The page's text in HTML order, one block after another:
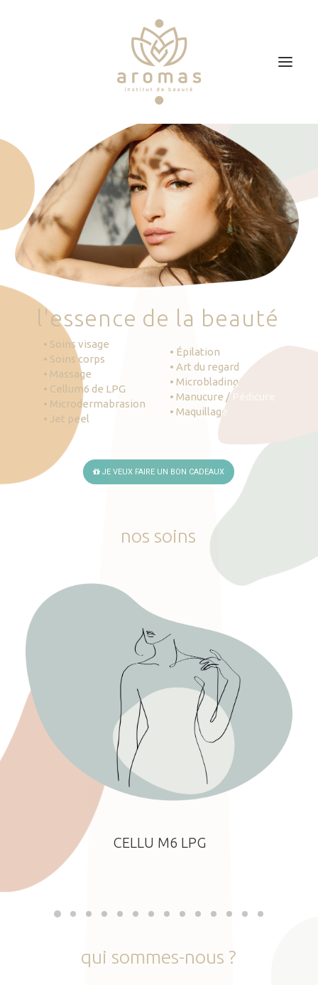
Soins
Je veux faire un bon cadeau
Plan d’accès
Prendre RDV
'essence de la beauté
• Soins visage
• Soins corps
• Massage
• Cellum6 de LPG
• Microdermabrasion
• Jet peel
• Épilation
• Art du regard
• Microblading
• Manucure / Pédicure
• Maquillage
JE VEUX FAIRE UN BON CADEAUX
nos soins
CELLU M6 LPG
qui sommes-nous ?